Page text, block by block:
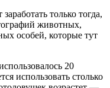
только тогда,
животных,
особей, которые тут
20
использовать столько